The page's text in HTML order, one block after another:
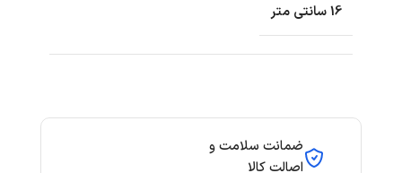
ضمانت سلامت و
اصالت کالا
16 سانتی متر